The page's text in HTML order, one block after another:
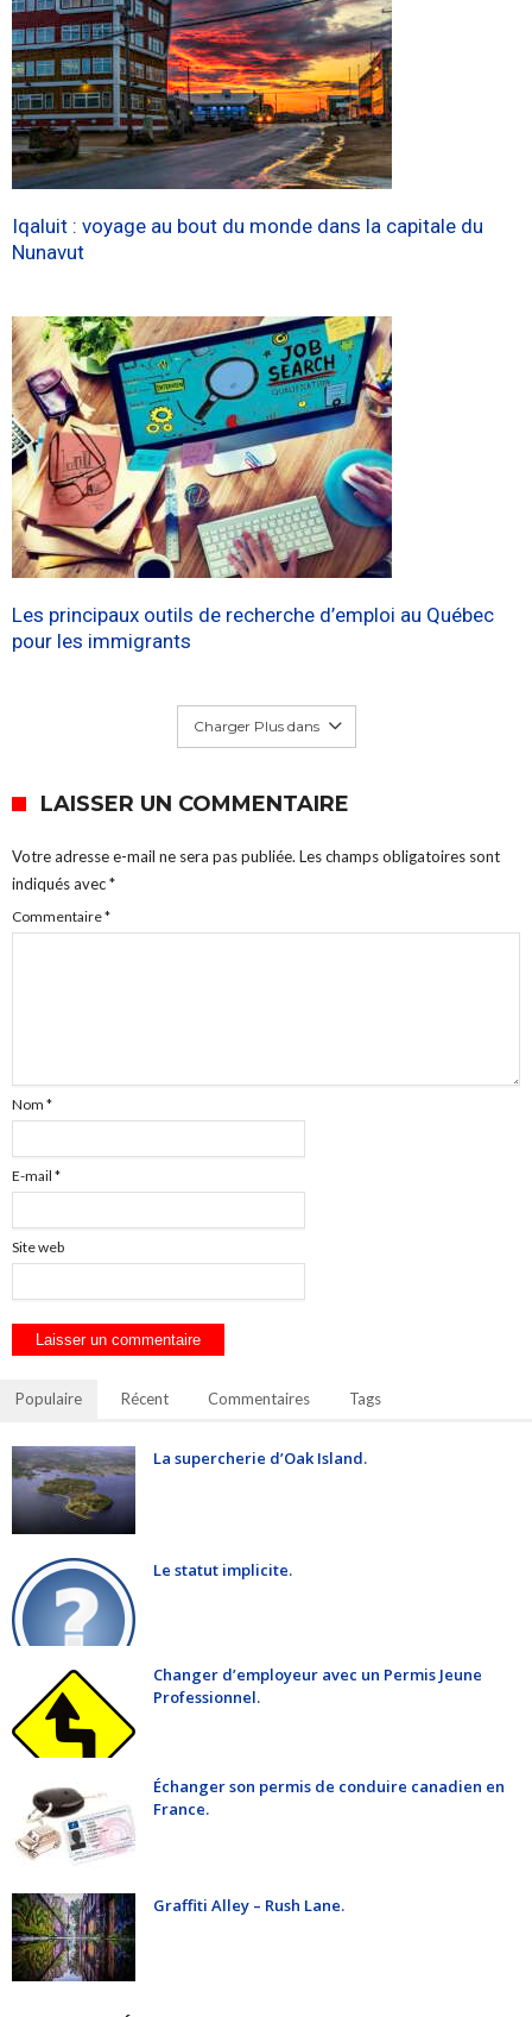
Iqaluit : voyage au bout du monde dans la capitale du
Nunavut
Les principaux outils de recherche d’emploi au Québec
pour les immigrants
Charger Plus dans
LAISSER UN COMMENTAIRE
Votre adresse e-mail ne sera pas publiée. Les champs obligatoires sont
indiqués avec*
Commentaire*
Nom *
E-mail *
Site web
Populaire Récent Commentaires Tags
La supercherie d’Oak Island.
Le statut implicite.
Changer d’employeur avec un Permis Jeune
Professionnel.
Échanger son permis de conduire canadien en
France.
Graffiti Alley – Rush Lane.